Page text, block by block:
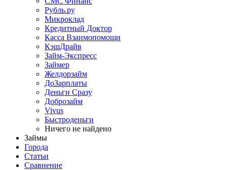
Рубль.ру
Микроклад
Кредитный Доктор
Касса Взаимопомощи
КэшДрайв
Займ-Экспресс
Займер
Желдорзайм
ДоЗарплаты
Деньги Сразу
Доброзайм
Vivus
Быстроденьги
Ничего не найдено
Займы
Города
Статьи
Сравнение